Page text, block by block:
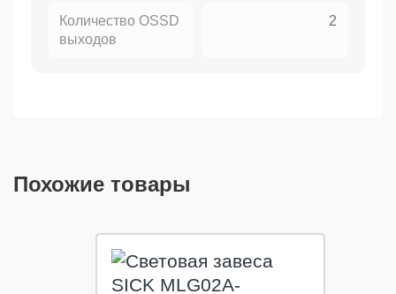
Количество OSSD
выходов
2
Похожие товары